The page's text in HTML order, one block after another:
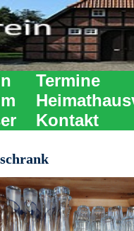
Termine
Kontakt